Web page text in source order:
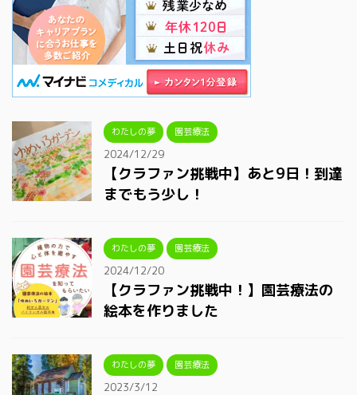
わたしの夢 園芸療法
2024/12/29
【クラファン挑戦中】あと9日！到達
までもう少し！
わたしの夢 園芸療法
2024/12/20
【クラファン挑戦中！】園芸療法の
絵本を作りました
わたしの夢 園芸療法
2023/3/12